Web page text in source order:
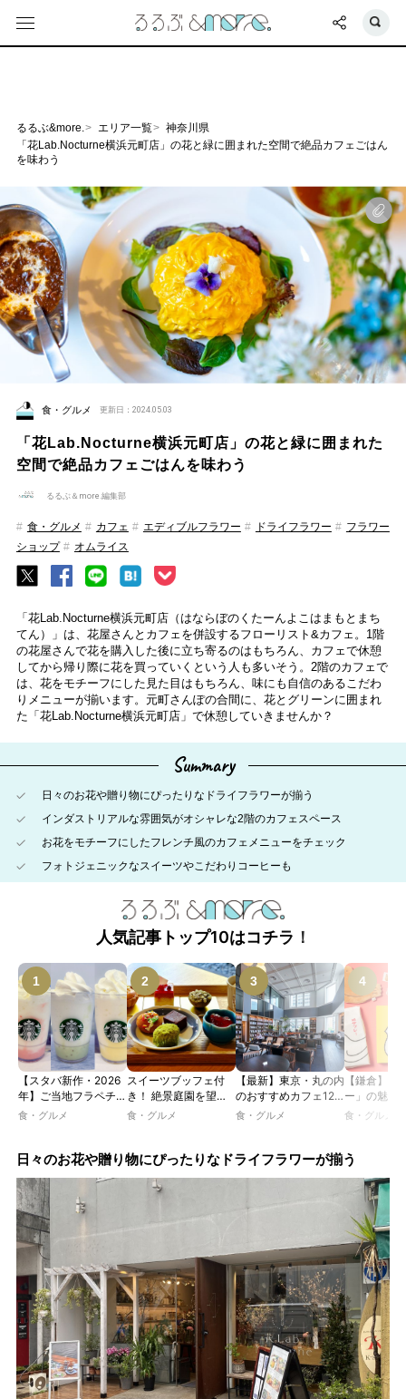
るるぶ&more. エリア一覧
神奈川県
「花Lab.Nocturne横浜元町店」の花と緑に囲まれた空間で絶品カフェごはん
を味わう
食・グルメ 更新日：2024.05.03
「花Lab.Nocturne横浜元町店」の花と緑に囲まれた
空間で絶品カフェごはんを味わう
るるぶ＆more.編集部
食・グルメ カフェ エディブルフラワー ドライフラワー
フラワー
ショップ
オムライス
「花Lab.Nocturne横浜元町店（はならぼのくたーんよこはまもとまち
てん）」は、花屋さんとカフェを併設するフローリスト&カフェ。1階
の花屋さんで花を購入した後に立ち寄るのはもちろん、カフェで休憩
してから帰り際に花を買っていくという人も多いそう。2階のカフェで
は、花をモチーフにした見た目はもちろん、味にも自信のあるこだわ
りメニューが揃います。元町さんぽの合間に、花とグリーンに囲まれ
た「花Lab.Nocturne横浜元町店」で休憩していきませんか？
Summary
日々のお花や贈り物にぴったりなドライフラワーが揃う
インダストリアルな雰囲気がオシャレな2階のカフェスペース
お花をモチーフにしたフレンチ風のカフェメニューをチェック
フォトジェニックなスイーツやこだわりコーヒーも
人気記事トップ10はコチラ！
【スタバ新作・2026
年】ご当地フラペチー
ノが新登場！ 地域と
JIMOTO
PROGRAM」が青
森・群馬・沖縄で始
動。6種類を飲んで実
食レポート
食・グルメ
スイーツブッフェ付
き！ 絶景庭園を望む
ホテルレストランで味
ツトレンドVol.105】
食・グルメ
【最新】東京・丸の内
のおすすめカフェ12
選｜ひとりでゆったり
るカフェ、優雅なホテ
食・グルメ
【鎌倉】「
ー」の魅力
説！ 定番商
食・グルメ
日々のお花や贈り物にぴったりなドライフラワーが揃う